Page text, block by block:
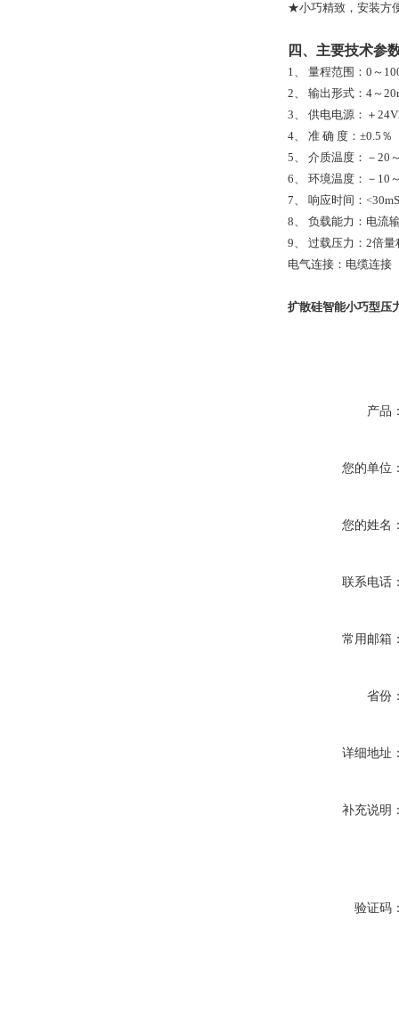
★小巧精致，安装方
四、主要技
1、 量程范围：0～
2、 输出形式：4
3、 供电电源：
4、 准 确 度：
5、 介质温度：－20
6、 环境温度：－10
7、 响应时间： <30mS
8、 负载能力： 电流
9、 过载压力：2倍量
电气连接：电缆连接
扩散硅智能小巧型压
产品
您的单位
您的姓名
联系电话
常用邮箱
省份
详细地址
补充说明
验证码